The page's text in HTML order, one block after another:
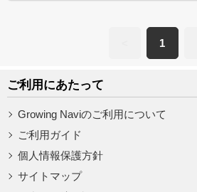
1
ご利用にあたって
Growing Naviのご利用について
ご利用ガイド
個人情報保護方針
サイトマップ